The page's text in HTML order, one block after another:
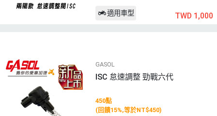
適用車型 TWD 1,000
GASOL
ISC 怠速調整 勁戰六代
450點
(回饋15%,等於NT$450)